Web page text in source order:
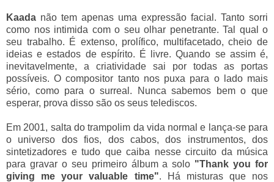
Kaada não tem apenas uma expressão facial. Tanto sorri
como nos intimida com o seu olhar penetrante. Tal qual o
seu trabalho. É extenso, prolífico, multifacetado, cheio de
ideias e estados de espírito. É livre. Quando se assim é,
inevitavelmente, a criatividade sai por todas as portas
possíveis. O compositor tanto nos puxa para o lado mais
sério, como para o surreal. Nunca sabemos bem o que
esperar, prova disso são os seus telediscos.
Em 2001, salta do trampolim da vida normal e lança-se para
o universo dos fios, dos cabos, dos instrumentos, dos
sintetizadores e tudo que caiba nesse circuito da música
para gravar o seu primeiro álbum a solo "Thank you for
giving me your valuable time".
Há misturas que nos